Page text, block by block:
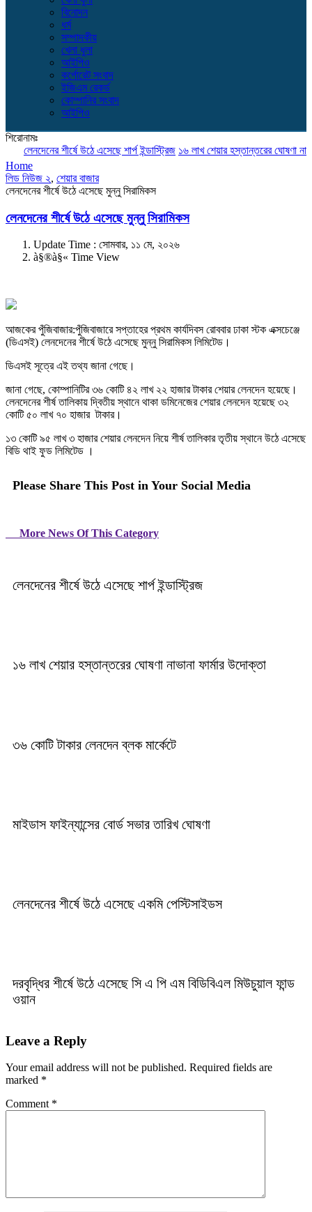
বিনোদন
ধর্ম
সম্পাদকীয়
খেলা ধুলা
আইপিও
কর্পোরেট সংবাদ
ইজিএম রেকর্ড
কোম্পানির সংবাদ
আইপিও
শিরোনামঃ
লেনদেনের শীর্ষে উঠে এসেছে শার্প ইন্ডাস্ট্রিজ ১৬ লাখ শেয়ার হস্তান্তরের ঘোষণা
Home
লিড নিউজ ২, শেয়ার বাজার
লেনদেনের শীর্ষে উঠে এসেছে মুন্নু সিরামিকস
লেনদেনের শীর্ষে উঠে এসেছে মুন্নু সিরামিকস
Update Time : সোমবার, ১১ মে, ২০২৬
à§®à§« Time View
আজকের পুঁজিবাজার:পুঁজিবাজারে সপ্তাহের প্রথম কার্যদিবস রোববার ঢাকা স্টক এক্সচেঞ্জে
(ডিএসই) লেনদেনের শীর্ষে উঠে এসেছে মুন্নু সিরামিকস লিমিটেড।
ডিএসই সূত্রে এই তথ্য জানা গেছে।
জানা গেছে, কোম্পানিটির ৩৬ কোটি ৪২ লাখ ২২ হাজার টাকার শেয়ার লেনদেন হয়েছে।
লেনদেনের শীর্ষ তালিকায় দ্বিতীয় স্থানে থাকা ডমিনেজের শেয়ার লেনদেন হয়েছে ৩২
কোটি ৫০ লাখ ৭০ হাজার টাকার।
১৩ কোটি ৯৫ লাখ ৩ হাজার শেয়ার লেনদেন নিয়ে শীর্ষ তালিকার তৃতীয় স্থানে উঠে এসেছে
বিডি থাই ফুড লিমিটেড ।
Please Share This Post in Your Social Media
More News Of This Category
লেনদেনের শীর্ষে উঠে এসেছে শার্প ইন্ডাস্ট্রিজ
১৬ লাখ শেয়ার হস্তান্তরের ঘোষণা নাভানা ফার্মার উদোক্তা
৩৬ কোটি টাকার লেনদেন ব্লক মার্কেটে
মাইডাস ফাইন্যান্সের বোর্ড সভার তারিখ ঘোষণা
লেনদেনের শীর্ষে উঠে এসেছে একমি পেস্টিসাইডস
দরবৃদ্ধির শীর্ষে উঠে এসেছে সি এ পি এম বিডিবিএল মিউচুয়াল ফান্ড
ওয়ান
Leave a Reply
Your email address will not be published. Required fields are
marked *
Comment *